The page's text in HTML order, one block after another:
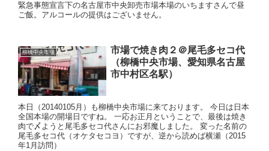
緊急事態宣言下の名古屋市中央卸売市場本場のいちますさんで昼
ご飯。アルコールの提供はございません。
柳橋中央市場
市場で焼き肉２＠尾毛多セコ代
（柳橋中央市場、愛知県名古屋
市中村区名駅）
本日（20140105月）も柳橋中央市場に来ております。 今日は日本
全国本場の開場日ですね。 一応お正月ということで、最後は焼き
肉で〆ようと尾毛多セコ代さんにお邪魔しました。 変った名前の
尾毛多セコ代（オケタセコヨ）ですが、逆から読めば横瀬（2015
年1月訪問）